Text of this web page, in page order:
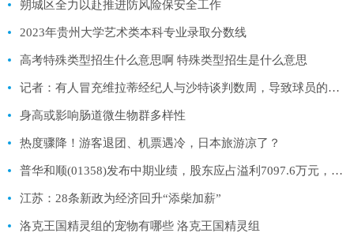
朔城区全力以赴推进防风险保安全工作
2023年贵州大学艺术类本科专业录取分数线
高考特殊类型招生什么意思啊 特殊类型招生是什么意思
记者：有人冒充维拉蒂经纪人与沙特谈判数周，导致球员的转会推迟
身高或影响肠道微生物群多样性
热度骤降！游客退团、机票遇冷，日本旅游凉了？
普华和顺(01358)发布中期业绩，股东应占溢利7097.6万元，同比增长17.1%
江苏：28条新政为经济回升“添柴加薪”
洛克王国精灵组的宠物有哪些 洛克王国精灵组